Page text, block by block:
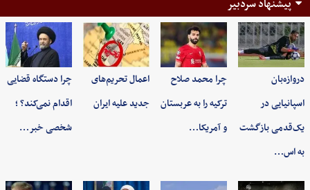
پیشنهاد سردبیر
دروازه‌بان
اسپانیایی در
یک‌قدمی بازگشت
به اس…
چرا محمد صلاح
ترکیه را به عربستان
و آمریکا…
اعمال تحریم‌های
جدید علیه ایران
چرا دستگاه قضایی
اقدام نمی‌کند؟ ؛
شخصی خبر…